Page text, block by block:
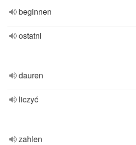
beginnen
ostatni
dauren
liczyć
zahlen